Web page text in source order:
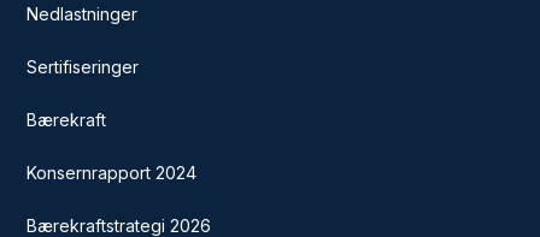
Nedlastninger
Sertifiseringer
Bærekraft
Konsernrapport 2024
Bærekraftstrategi 2026